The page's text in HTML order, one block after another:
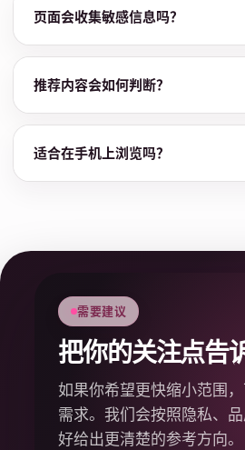
页面会收集敏感信息吗？
推荐内容会如何判断？
适合在手机上浏览吗？
需要建议
把你的关注点告
如果你希望更快缩小范围
需求。我们会按照隐私、
好给出更清楚的参考方向。